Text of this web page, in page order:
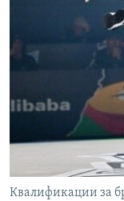
Квалификации за